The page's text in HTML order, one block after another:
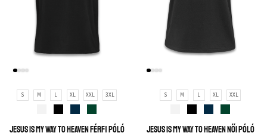
S M L XL XXL 3XL
Jesus is my way to heaven férfi póló
S M L XL XXL
Jesus is my way to heaven női póló